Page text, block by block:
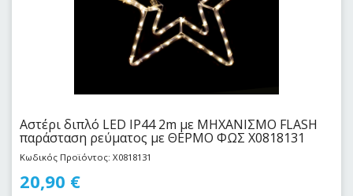
Αστέρι διπλό LED IP44 2m με ΜΗΧΑΝΙΣΜΟ FLASH
παράσταση ρεύματος με ΘΕΡΜΟ ΦΩΣ X0818131
Κωδικός Προϊόντος: X0818131
20,90 €